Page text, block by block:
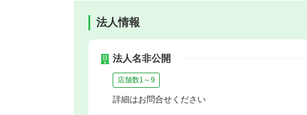
法人情報
法人名非公開
店舗数1～9
詳細はお問合せください